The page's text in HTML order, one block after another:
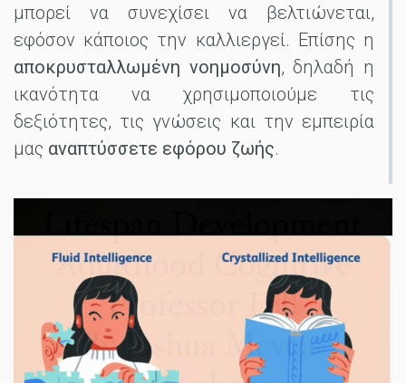
μπορεί να συνεχίσει να βελτιώνεται,
εφόσον κάποιος την καλλιεργεί. Επίσης η
αποκρυσταλλωμένη νοημοσύνη, δηλαδή η
ικανότητα να χρησιμοποιούμε τις
δεξιότητες, τις γνώσεις και την εμπειρία
μας αναπτύσσετε εφόρου ζωής.